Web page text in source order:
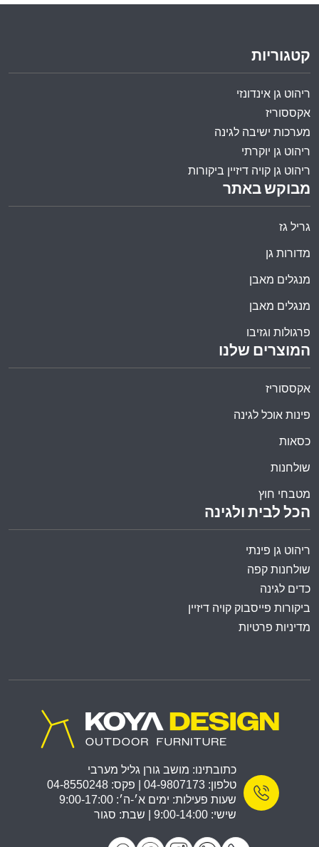
הכל לבית ולגינה
ריהוט גן פינתי
שולחנות קפה
כדים לגינה
ביקורות פייסבוק קויה דיזיין
מדיניות פרטיות
המוצרים שלנו
אקססוריז
פינות אוכל לגינה
כסאות
שולחנות
מטבחי חוץ
מבוקש באתר
גריל גז
מדורות גן
מנגלים מאבן
מנגלים מאבן
פרגולות וגזיבו
קטגוריות
ריהוט גן אינדונזי
אקססוריז
מערכות ישיבה לגינה
ריהוט גן יוקרתי
ריהוט גן קויה דיזיין ביקורות
כתובתינו: מושב גורן גליל מערבי
טלפון: 04-9807173 | פקס: 04-8550248
שעות פעילות: ימים א׳-ה׳: 9:00-17:00
שישי: 9:00-14:00 | שבת: סגור